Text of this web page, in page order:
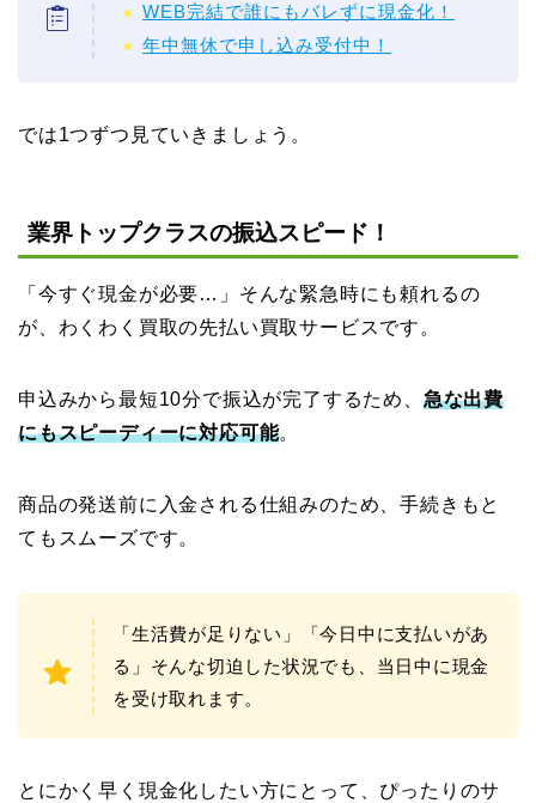
WEB完結で誰にもバレずに現金化！
年中無休で申し込み受付中！
では1つずつ見ていきましょう。
業界トップクラスの振込スピード！
「今すぐ現金が必要…」そんな緊急時にも頼れるの
が、わくわく買取の先払い買取サービスです。
申込みから最短10分で振込が完了するため、 急な出費
にもスピーディーに対応可能。
商品の発送前に入金される仕組みのため、手続きもと
てもスムーズです。
「生活費が足りない」「今日中に支払いがあ
る」そんな切迫した状況でも、当日中に現金
を受け取れます。
とにかく早く現金化したい方にとって、ぴったりのサ